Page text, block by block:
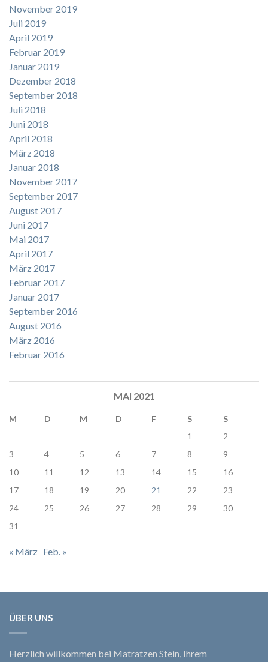
November 2019
Juli 2019
April 2019
Februar 2019
Januar 2019
Dezember 2018
September 2018
Juli 2018
Juni 2018
April 2018
März 2018
Januar 2018
November 2017
September 2017
August 2017
Juni 2017
Mai 2017
April 2017
März 2017
Februar 2017
Januar 2017
September 2016
August 2016
März 2016
Februar 2016
MAI 2021
M D M D F S
S
1
2
3
4 5 6 7 8
9
10
11 12 13 14 15
16
17
18 19 20 21 22
23
24
25 26 27 28 29
30
31
« März Feb. »
ÜBER UNS
Herzlich willkommen bei Matratzen Stein, Ihrem